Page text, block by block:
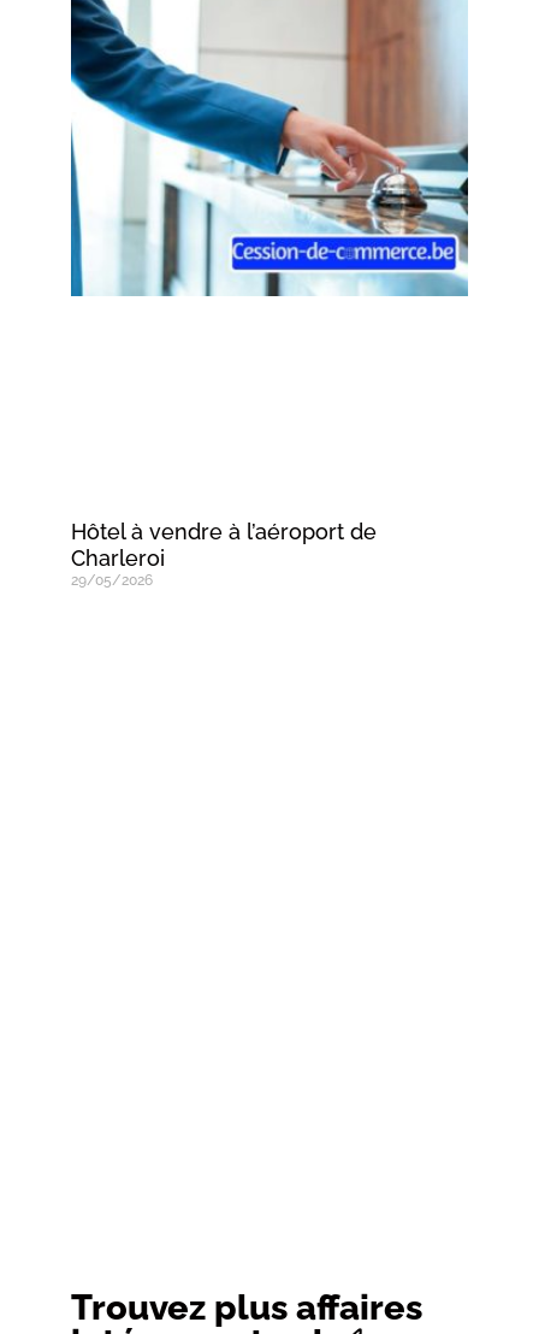
Hôtel à vendre à l’aéroport de
Charleroi
29/05/2026
Trouvez plus affaires